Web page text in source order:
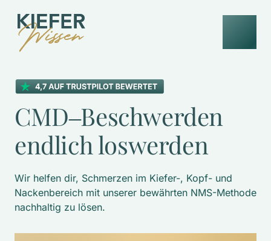
CMD‒
endlich loswerden
Wir helfen dir, Schmerzen im Kiefer-, Kopf- und
Nackenbereich mit unserer bewährten NMS-Methode
nachhaltig zu lösen.